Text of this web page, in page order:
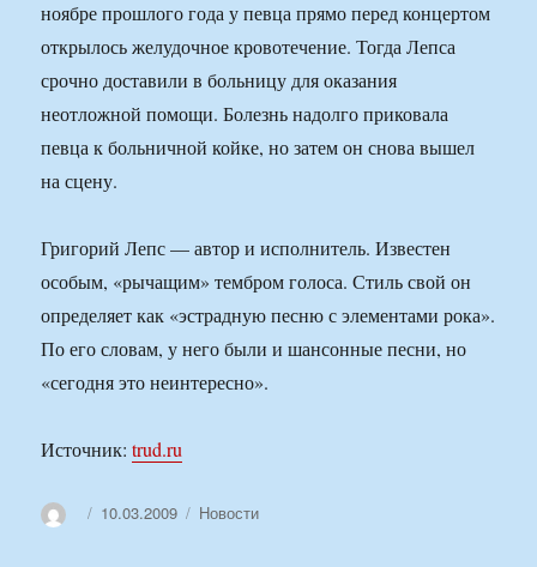
ноябре прошлого года у певца прямо перед концертом
открылось желудочное кровотечение. Тогда Лепса
срочно доставили в больницу для оказания
неотложной помощи. Болезнь надолго приковала
певца к больничной койке, но затем он снова вышел
на сцену.
Григорий Лепс — автор и исполнитель. Известен
особым, «рычащим» тембром голоса. Стиль свой он
определяет как «эстрадную песню с элементами рока».
По его словам, у него были и шансонные песни, но
«сегодня это неинтересно».
Источник:trud.ru
АвторОпубликовано
10.03.2009 Рубрики
Новости